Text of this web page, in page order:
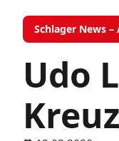
Schlager News
Udo